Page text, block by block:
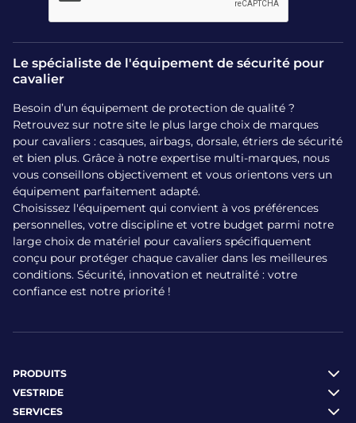
Le spécialiste de l'équipement de sécurité pour
cavalier
Besoin d’un équipement de protection de qualité ?
Retrouvez sur notre site le plus large choix de marques
pour cavaliers : casques, airbags, dorsale, étriers de sécurité
et bien plus. Grâce à notre expertise multi-marques, nous
vous conseillons objectivement et vous orientons vers un
équipement parfaitement adapté.
Choisissez l'équipement qui convient à vos préférences
personnelles, votre discipline et votre budget parmi notre
large choix de matériel pour cavaliers spécifiquement
conçu pour protéger chaque cavalier dans les meilleures
conditions. Sécurité, innovation et neutralité : votre
confiance est notre priorité !
PRODUITS
VESTRIDE
SERVICES